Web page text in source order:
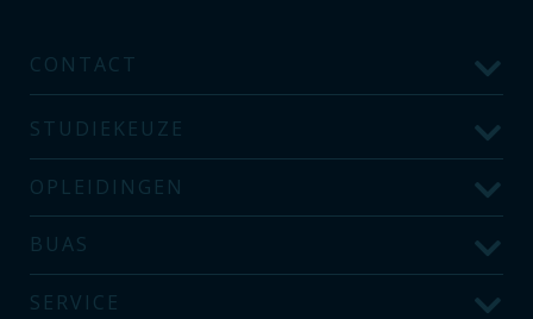
CONTACT
STUDIEKEUZE
OPLEIDINGEN
BUAS
SERVICE